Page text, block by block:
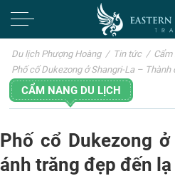
Du lịch Phượng Hoàng / Tin tức / Cẩm
Phố cổ Dukezong ở Shangri-La –
CẨM NANG DU LỊCH
Phố cổ Dukezong
ánh trăng đẹp đến